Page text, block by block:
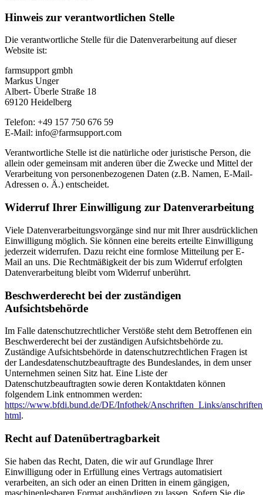
Hinweis zur verantwortlichen Stelle
Die verantwortliche Stelle für die Datenverarbeitung auf dieser
Website ist:
farmsupport gmbh
Markus Unger
Albert- Überle Straße 18
69120 Heidelberg
Telefon: +49 157 750 676 59
E-Mail: info@farmsupport.com
Verantwortliche Stelle ist die natürliche oder juristische Person, die
allein oder gemeinsam mit anderen über die Zwecke und Mittel der
Verarbeitung von personenbezogenen Daten (z.B. Namen, E-Mail-
Adressen o. Ä.) entscheidet.
Widerruf Ihrer Einwilligung zur Datenverarbeitung
Viele Datenverarbeitungsvorgänge sind nur mit Ihrer ausdrücklichen
Einwilligung möglich. Sie können eine bereits erteilte Einwilligung
jederzeit widerrufen. Dazu reicht eine formlose Mitteilung per E-
Mail an uns. Die Rechtmäßigkeit der bis zum Widerruf erfolgten
Datenverarbeitung bleibt vom Widerruf unberührt.
Beschwerderecht bei der zuständigen
Aufsichtsbehörde
Im Falle datenschutzrechtlicher Verstöße steht dem Betroffenen ein
Beschwerderecht bei der zuständigen Aufsichtsbehörde zu.
Zuständige Aufsichtsbehörde in datenschutzrechtlichen Fragen ist
der Landesdatenschutzbeauftragte des Bundeslandes, in dem unser
Unternehmen seinen Sitz hat. Eine Liste der
Datenschutzbeauftragten sowie deren Kontaktdaten können
folgendem Link entnommen werden:
https://www.bfdi.bund.de/DE/Infothek/Anschriften_Links/
html.
Recht auf Datenübertragbarkeit
Sie haben das Recht, Daten, die wir auf Grundlage Ihrer
Einwilligung oder in Erfüllung eines Vertrags automatisiert
verarbeiten, an sich oder an einen Dritten in einem gängigen,
maschinenlesbaren Format aushändigen zu lassen. Sofern Sie die